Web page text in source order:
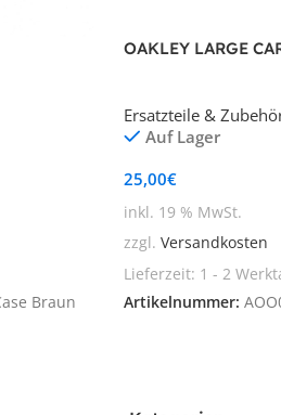
Braun
OAKLEY LARGE
Ersatzteile &
Auf Lager
25,00€
inkl. 19 % MwSt.
zzgl. Versandkosten
Lieferzeit: 1 - 2
Artikelnummer: